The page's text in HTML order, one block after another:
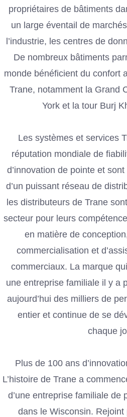
propriétaires de bâtiments
un large éventail de
l’industrie, les centres de
De nombreux bâtiments
monde bénéficient du confort
Trane, notamment la Grand
York et la tour Burj
Les systèmes et services
réputation mondiale de
d’innovation de pointe et
d’un puissant réseau de
les distributeurs de Trane
secteur pour leurs
en matière de
commercialisation et
commerciaux. La marque
une entreprise familiale il y a
aujourd’hui des milliers de
entier et continue de se
chaque
Plus de 100 ans
L’histoire de Trane a
d’une entreprise familiale de
dans le Wisconsin.